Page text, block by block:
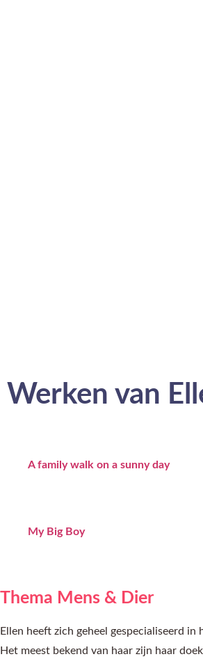
Werken van
A family walk on a sunny day
My Big Boy
Thema Mens & Dier
Ellen heeft zich geheel gespecialiseerd in
Het meest bekend van haar zijn haar